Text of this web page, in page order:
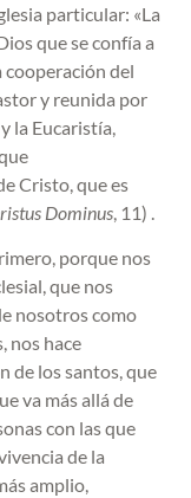
particular: «La
que se confía a
cooperación del
y reunida por
la Eucaristía,
Cristo, que es
Dominus, 11) .
porque nos
que nos
nosotros como
nos hace
de los santos, que
va más allá de
con las que
de la
amplio,